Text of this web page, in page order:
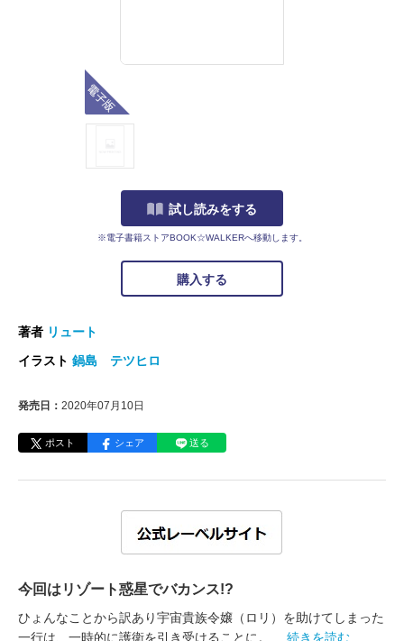
試し読みをする
※電子書籍ストアBOOK☆WALKERへ移動します。
購入する
著者 リュート
イラスト 鍋島 テツヒロ
発売日： 2020年07月10日
ポスト シェア 送る
今回はリゾート惑星でバカンス!?
ひょんなことから訳あり宇宙貴族令嬢（ロリ）を助けてしまった
一行は、一時的に護衛を引き受けることに。
…続きを読む